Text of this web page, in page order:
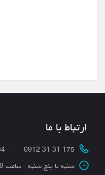
ارتباط با ما
175 31 31 0912 - 026-32224334
شنبه تا پنج شنبه - ساعت 9 الی 21